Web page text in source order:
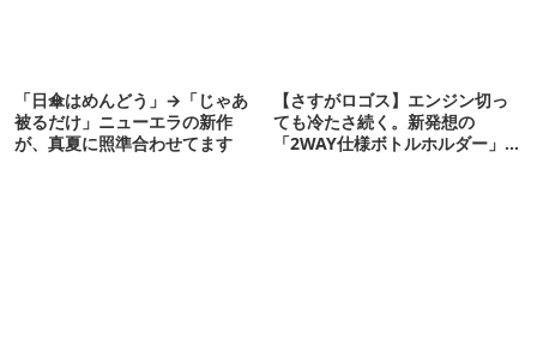
「日傘はめんどう」→「じゃあ
被るだけ」ニューエラの新作
が、真夏に照準合わせてます
【さすがロゴス】エンジン切っ
ても冷たさ続く。新発想の
「2WAY仕様ボトルホルダー」が